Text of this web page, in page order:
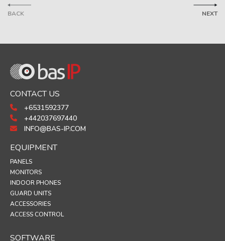
BACK NEXT
CONTACT US
+6531592377
+442037697440
INFO@BAS-IP.COM
EQUIPMENT
PANELS
MONITORS
INDOOR PHONES
GUARD UNITS
ACCESSORIES
ACCESS CONTROL
SOFTWARE